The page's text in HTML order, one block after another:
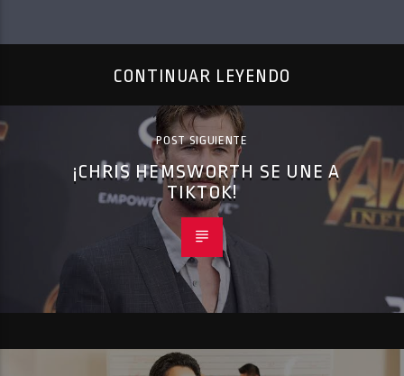
CONTINUAR LEYENDO
POST SIGUIENTE
¡CHRIS HEMSWORTH SE UNE A
TIKTOK!